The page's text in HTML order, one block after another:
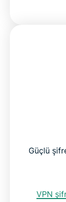
Güçlü
VPN